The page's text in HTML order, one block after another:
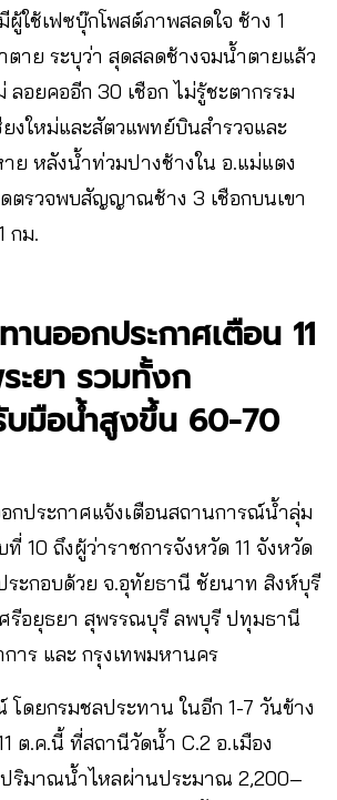
ใช้เฟซบุ๊กโพสต์ภาพสลดใจ ช้าง 1
ตาย ระบุว่า สุดสลดช้างจมน้ำตายแล้ว
ลอยคออีก 30 เชือก ไม่รู้ชะตากรรม
ยงใหม่และสัตวแพทย์บินสำรวจและ
ย หลังน้ำท่วมปางช้างใน อ.แม่แตง
ตรวจพบสัญญาณช้าง 3 เชือกบนเขา
กม.
านออกประกาศเตือน 11
ะยา รวมทั้งก
บมือน้ำสูงขึ้น 60-70
กประกาศแจ้งเตือนสถานการณ์น้ำลุ่ม
10 ถึงผู้ว่าราชการจังหวัด 11 จังหวัด
ระกอบด้วย จ.อุทัยธานี ชัยนาท สิงห์บุรี
รีอยุธยา สุพรรณบุรี ลพบุรี ปทุมธานี
าร และ กรุงเทพมหานคร
โดยกรมชลประทาน ในอีก 1-7 วันข้าง
ต.ค.นี้ ที่สถานีวัดน้ำ C.2 อ.เมือง
ปริมาณน้ำไหลผ่านประมาณ 2,200–